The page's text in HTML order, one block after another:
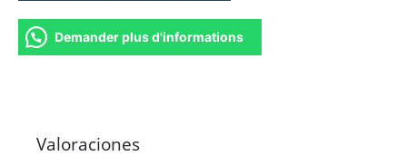
Demander plus d'informations
Valoraciones